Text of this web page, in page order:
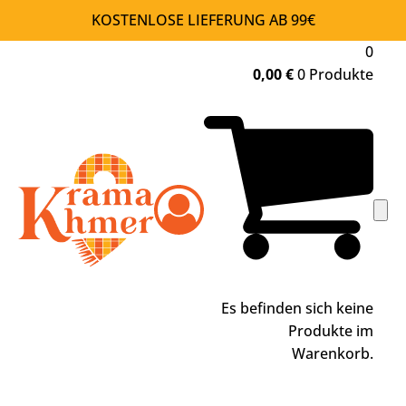
KOSTENLOSE LIEFERUNG AB 99€
0
0,00€0 Produkte
Es befinden sich keine
Produkte im
Warenkorb.